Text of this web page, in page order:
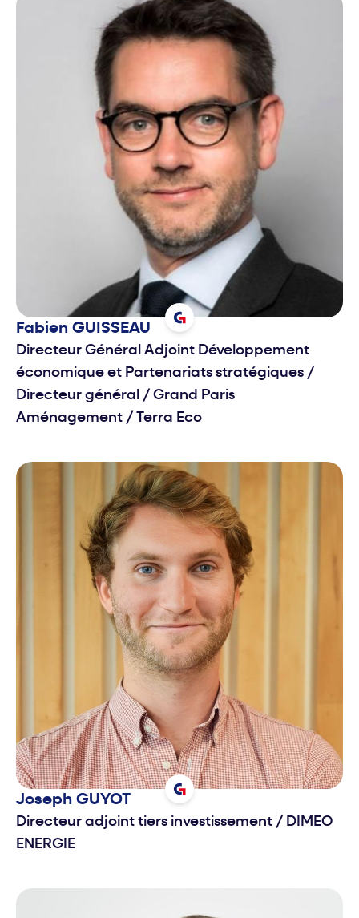
Fabien GUISSEAU
Directeur Général Adjoint Développement
économique et Partenariats stratégiques /
Directeur général / Grand Paris
Aménagement / Terra Eco
Joseph GUYOT
Directeur adjoint tiers investissement / DIMEO
ENERGIE